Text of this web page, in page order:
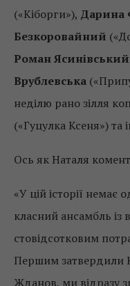
(«Кіборги»), Дарина
Безкоровайний
Роман Ясинівський
Врублевська
неділю рано зілля
(«Гуцулка Ксеня») та
Ось як Наталя
«У цій історії немає
класний ансамбль із
стовідсотковим
Першим затвердили
Жданов, ми відразу